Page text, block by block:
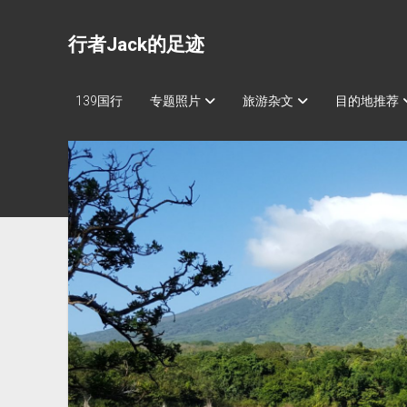
行者Jack的足迹
139国行 专题照片 旅游杂文 目的地推荐